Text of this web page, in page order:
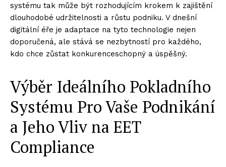
systému tak může být rozhodujícím krokem k zajištění
dlouhodobé udržitelnosti a růstu podniku. V dnešní
digitální éře je adaptace na tyto technologie nejen
doporučená, ale stává se nezbytností pro každého,
kdo chce zůstat konkurenceschopný a úspěšný.
Výběr Ideálního Pokladního
Systému Pro Vaše Podnikání
a Jeho Vliv na EET
Compliance